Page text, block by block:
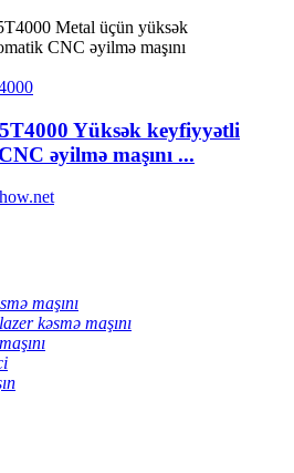
Yüksək keyfiyyətli
əyilmə maşını ...
maşını
kəsmə maşını